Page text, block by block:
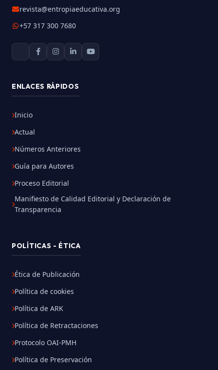
revista@entropiaeducativa.org
+57 317 300 7680
ENLACES RÁPIDOS
Inicio
Actual
Números Anteriores
Guía para Autores
Proceso Editorial
Manifiesto de Calidad Editorial y Declaración de
Transparencia
POLÍTICAS - ÉTICA
Ética de Publicación
Política de cookies
Política de ARK
Política de Retractaciones
Protocolo OAI-PMH
Política de Preservación